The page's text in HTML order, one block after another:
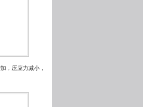
，压应力减小，